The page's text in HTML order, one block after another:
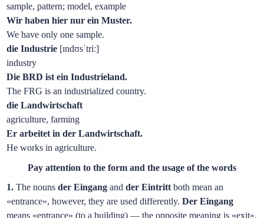
sample, pattern; model, example
Wir haben hier nur ein Muster.
We have only one sample.
die Industrie [ɪndʊsˈtriː]
industry
Die BRD ist ein Industrieland.
The FRG is an industrialized country.
die Landwirtschaft
agriculture, farming
Er arbeitet in der Landwirtschaft.
He works in agriculture.
Pay attention to the form and the usage of the words
1. The nounsder Eingang andder Eintritt both mean an
«entrance», however, they are used differently.Der Eingang
means «entrance» (to a building) — the opposite meaning is «exit».